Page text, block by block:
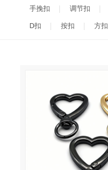
手挽扣 调节扣
D扣
按扣 方扣